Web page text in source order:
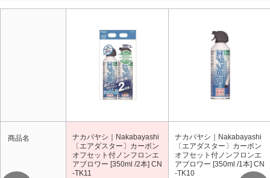
商品名
ナカバヤシ｜Nakabayashi
〔エアダスター〕カーボン
オフセット付ノンフロンエ
アブロワー [350ml /2本] CN
-TK11
ナカバヤシ｜Nakabayashi
〔エアダスター〕カーボン
オフセット付ノンフロンエ
アブロワー [350ml /1本] CN
-TK10